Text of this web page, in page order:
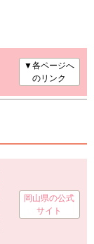
▼各ページへ
のリンク
岡山県の公式
サイト